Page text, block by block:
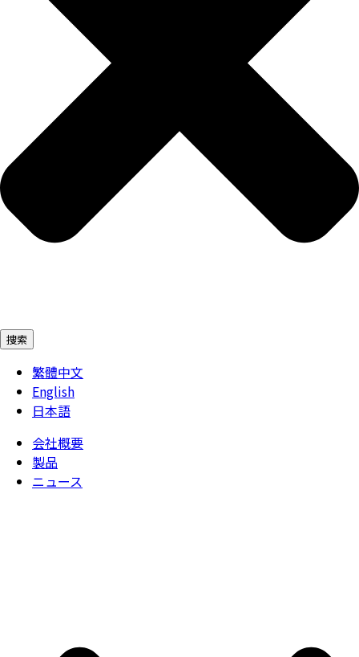
捜索
繁體中文
English
日本語
会社概要
製品
ニュース